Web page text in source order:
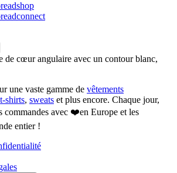
une vaste gamme de vêtements
t-shirts, sweats et plus encore. Chaque jour,
commandes avec ❤️en Europe et les
entier !